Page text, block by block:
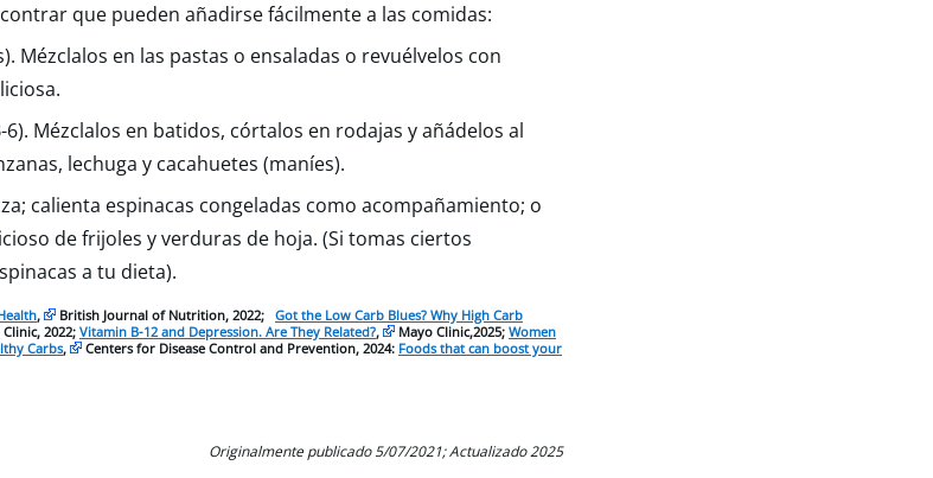
que pueden añadirse fácilmente a las comidas:
Mézclalos en las pastas o ensaladas o revuélvelos con
Mézclalos en batidos, córtalos en rodajas y añádelos al
lechuga y cacahuetes (maníes).
calienta espinacas congeladas como acompañamiento; o
de frijoles y verduras de hoja. (Si tomas ciertos
a tu dieta).
, British Journal of Nutrition, 2022; Got the Low Carb Blues? Why High Carb
2022;Vitamin B-12 and Depression. Are They Related?, Mayo Clinic,2025; Women
Carbs, Centers for Disease Control and Prevention, 2024: Foods that can boost your
Originalmente publicado 5/07/2021; Actualizado 2025